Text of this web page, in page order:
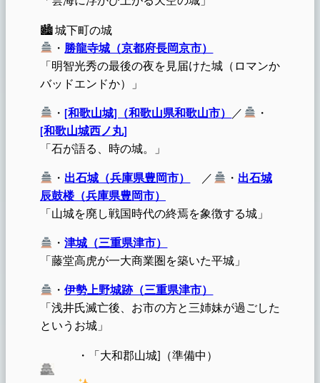
🏙 城下町の城
・ 勝龍寺城（京都府長岡京市）
「明智光秀の最後の夜を見届けた城（ロマンか
バッドエンドか）」
・ [和歌山城]（和歌山県和歌山市） ／
・
[和歌山城西ノ丸]
「石が語る、時の城。」
・ 出石城（兵庫県豊岡市） ／ ・ 出石城
辰鼓楼（兵庫県豊岡市）
「山城を廃し戦国時代の終焉を象徴する城」
・津城（三重県津市）
「藤堂高虎が一大商業圏を築いた平城」
・伊勢上野城跡（三重県津市）
「浅井氏滅亡後、お市の方と三姉妹が過ごした
というお城」
・「大和郡山城]（準備中）